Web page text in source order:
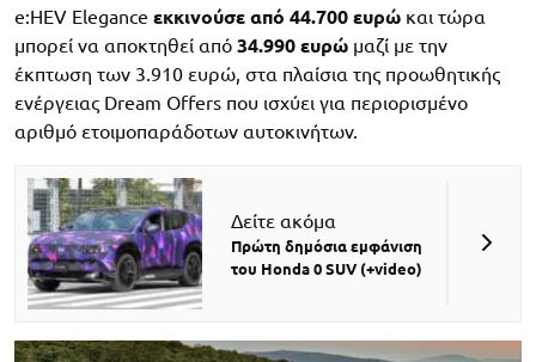
e:HEV Elegance εκκινούσε από 44.700 ευρώ και τώρα
μπορεί να αποκτηθεί από 34.990 ευρώ μαζί με την
έκπτωση των 3.910 ευρώ, στα πλαίσια της προωθητικής
ενέργειας Dream Offers που ισχύει για περιορισμένο
αριθμό ετοιμοπαράδοτων αυτοκινήτων.
Δείτε ακόμα
Πρώτη δημόσια εμφάνιση
του Honda 0 SUV (+video)